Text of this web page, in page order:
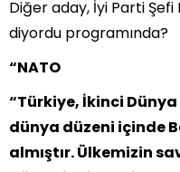
Diğer aday, İyi Parti
diyordu programında?
“NATO
“Türkiye, İkinci
dünya düzeni içinde
almıştır. Ülkemizin